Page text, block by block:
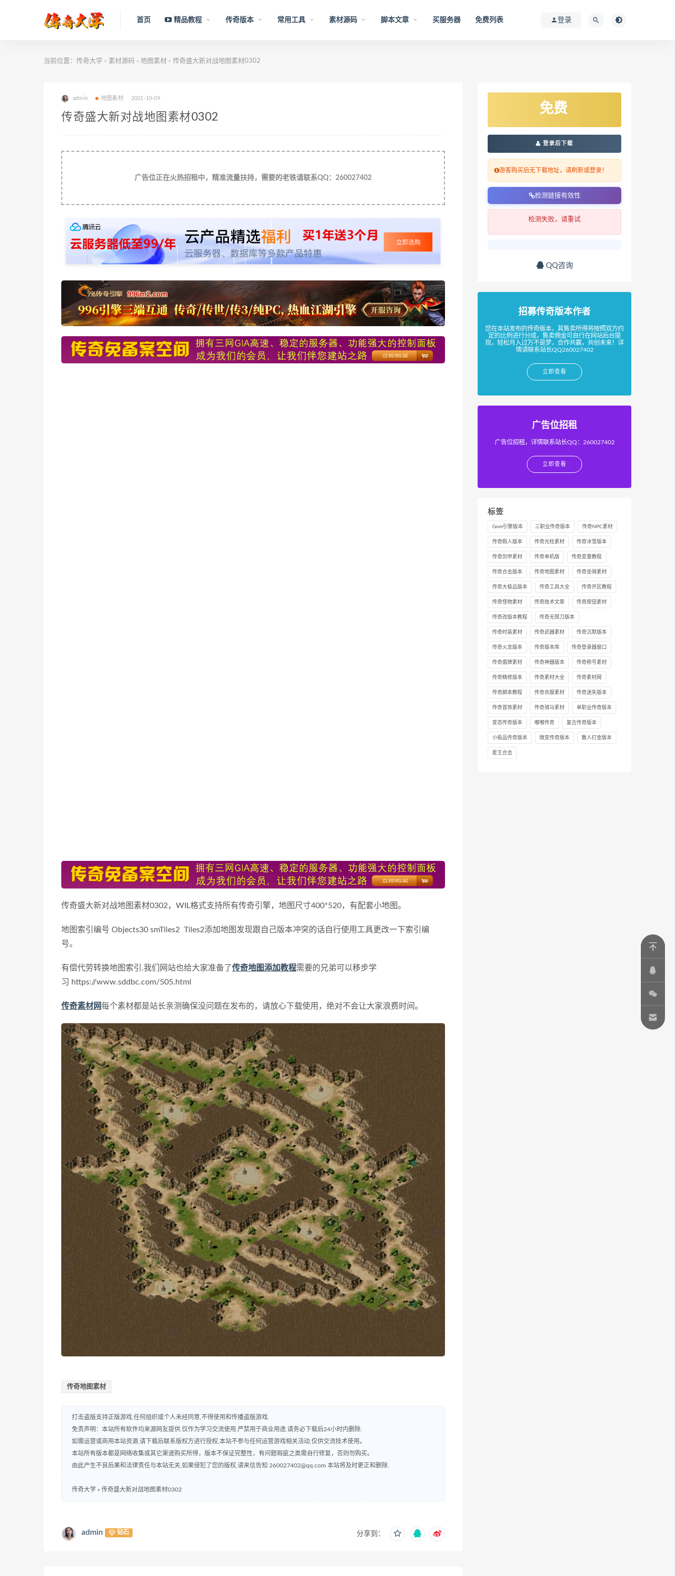
首页 精品教程 传奇版本 常用工具 素材源码 脚本文章 买服务器 免费列表 登录
当前位置： 传奇大学 > 素材源码 > 地图素材 > 传奇盛大新对战地图素材0302
admin 地图素材 2021-10-09
传奇盛大新对战地图素材0302
广告位正在火热招租中，精准流量扶持，需要的老铁请联系QQ：260027402
传奇盛大新对战地图素材0302，WIL格式支持所有传奇引擎，地图尺寸400*520， 有配套小地图。
地图索引编号 Objects30 smTiles2 Tiles2添加地图发现跟自己版本冲突的话自行使用工具更改一下索引编
号。
有偿代劳转换地图索引.我们网站也给大家准备了传奇地图添加教程需要的兄弟可以移步学
习 https://www.sddbc.com/505.html
传奇素材网每个素材都是站长亲测确保没问题在发布的，请放心下载使用，绝对不会让大家浪费时间。
传奇地图素材
打击盗版支持正版游戏,任何组织或个人未经同意,不得使用和传播盗版游戏.
免责声明：本站所有软件均来源网友提供.仅作为学习交流使用.严禁用于商业用途.请务必下载后24小时内删除.
如需运营或商用本站资源,请下载后联系版权方进行授权,本站不参与任何运营游戏相关活动,仅供交流技术使用。
本站所有版本都是网络收集或其它渠道购买所得，版本不保证完整性，有问题瑕疵之类需自行修复，否则勿购买。
由此产生不良后果和法律责任与本站无关,如果侵犯了您的版权,请来信告知 260027402@qq.com 本站将及时更正和删除.
传奇大学 » 传奇盛大新对战地图素材0302
admin 钻石 分享到：
免费
登录后下载
游客购买后无下载地址，请刷新或登录！
检测链接有效性
检测失败，请重试
QQ咨询
招募传奇版本作者
您在本站发布的传奇版本，其售卖所得将按照双方约
定的比例进行分成，售卖佣金可自行在网站后台提
现，轻松月入过万不是梦，合作共赢，共创未来！详
情请联系站长QQ260027402
立即查看
广告位招租
广告位招租，详情联系站长QQ：260027402
立即查看
标签
Gom引擎版本 三职业传奇版本 传奇NPC素材
传奇假人版本 传奇光柱素材 传奇冰雪版本
传奇剑甲素材 传奇单机版 传奇变量教程
传奇合击版本 传奇地图素材 传奇坐骑素材
传奇大极品版本 传奇工具大全 传奇开区教程
传奇怪物素材 传奇技术文章 传奇按钮素材
传奇改版本教程 传奇无限刀版本
传奇时装素材 传奇武器素材 传奇沉默版本
传奇火龙版本 传奇版本库 传奇登录器窗口
传奇盾牌素材 传奇神器版本 传奇称号素材
传奇精修版本 传奇素材大全 传奇素材网
传奇脚本教程 传奇衣服素材 传奇迷失版本
传奇首饰素材 传奇骑马素材 单职业传奇版本
变态传奇版本 嘟嘟传奇 复古传奇版本
小极品传奇版本 微变传奇版本 散人打金版本
星王合击